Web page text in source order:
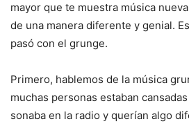
mayor que te muestra música
de una manera diferente y genial.
pasó con el grunge.
Primero, hablemos de la música
muchas personas estaban
sonaba en la radio y querían algo